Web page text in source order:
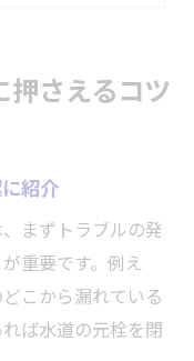
対応する方法
から対処まで
準備と流れ
害を最小化
策と手順
理応急処置法
押さえるコツ
紹介
まずトラブルの発
重要です。例え
こから漏れている
ば水道の元栓を閉